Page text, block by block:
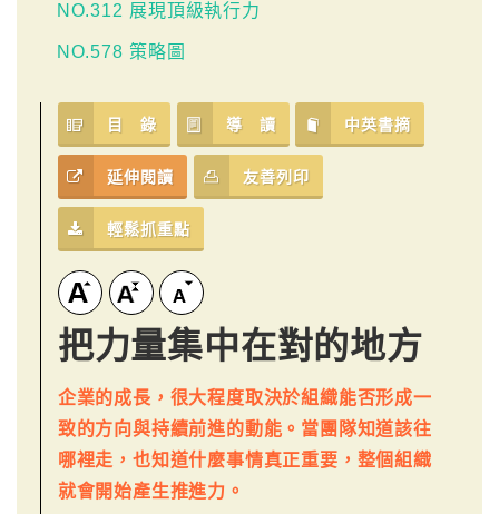
NO.312 展現頂級執行力
NO.578 策略圖
目 錄 導 讀 中英書摘
延伸閱讀 友善列印
輕鬆抓重點
把力量集中在對的地方
企業的成長，很大程度取決於組織能否形成一
致的方向與持續前進的動能。當團隊知道該往
哪裡走，也知道什麼事情真正重要，整個組織
就會開始產生推進力。